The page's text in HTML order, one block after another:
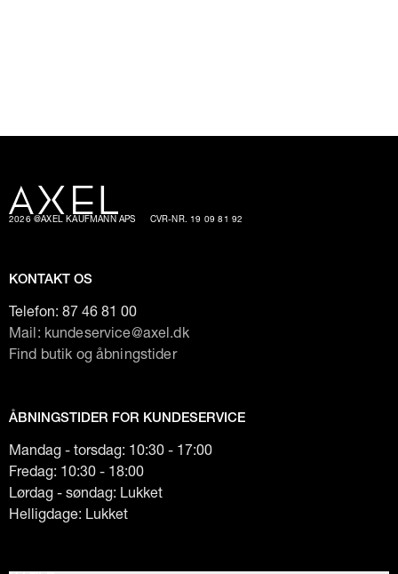
2026 @AXEL KAUFMANN APS CVR-NR. 19 09 81 92
KONTAKT OS
Telefon: 87 46 81 00
Mail: kundeservice@axel.dk
Find butik og åbningstider
ÅBNINGSTIDER FOR KUNDESERVICE
Mandag - torsdag: 10:30 - 17:00
Fredag: 10:30 - 18:00
Lørdag - søndag: Lukket
Helligdage: Lukket